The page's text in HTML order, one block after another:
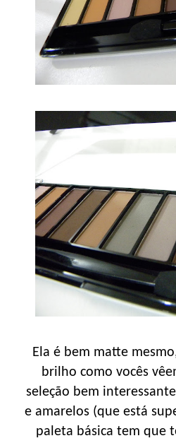
Ela é bem matte
brilho como vocês
seleção bem
e amarelos (que está
paleta básica tem que